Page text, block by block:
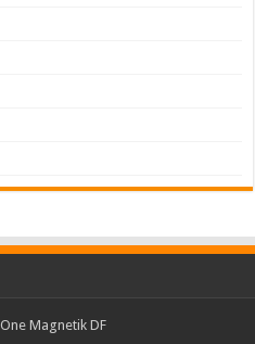
One Magnetik DF